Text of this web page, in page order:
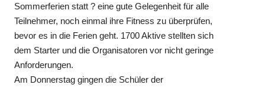
Sommerferien statt ? eine gute Gelegenheit für alle
Teilnehmer, noch einmal ihre Fitness zu überprüfen,
bevor es in die Ferien geht. 1700 Aktive stellten sich
dem Starter und die Organisatoren vor nicht geringe
Anforderungen.
Am Donnerstag gingen die Schüler der